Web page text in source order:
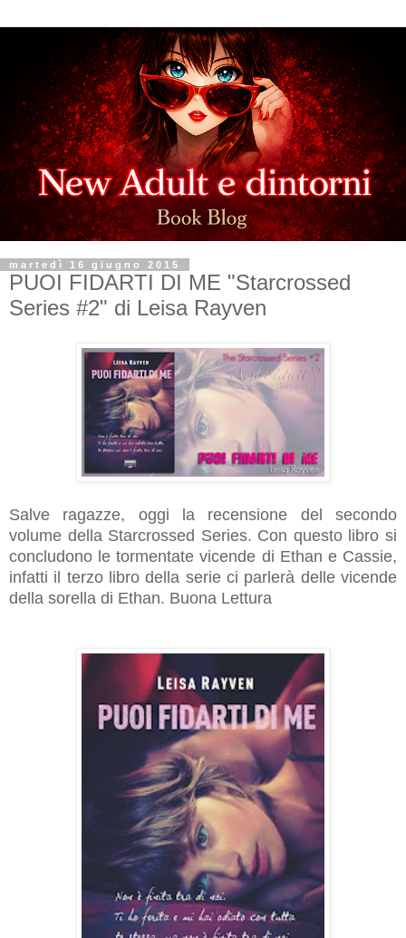
martedì 16 giugno 2015
PUOI FIDARTI DI ME "Starcrossed
Series #2" di Leisa Rayven
Salve ragazze, oggi la recensione del secondo
volume della Starcrossed Series. Con questo libro si
concludono le tormentate vicende di Ethan e Cassie,
infatti il terzo libro della serie ci parlerà delle vicende
della sorella di Ethan. Buona Lettura